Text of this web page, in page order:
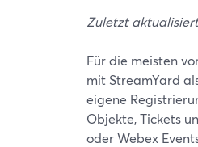
Zuletzt
Für die meisten
mit StreamYard
eigene
Objekte, Tickets
oder Webex